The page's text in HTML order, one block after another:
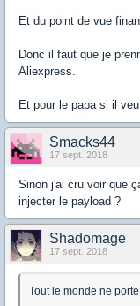
Et du point de vue
Donc il faut que je
Aliexpress.
Et pour le papa si il
Smacks44
17 sept. 2018
Sinon j'ai cru voir que
injecter le payload ?
Shadomage
17 sept. 2018
Tout le monde ne